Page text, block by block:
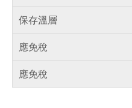
保存溫層
應免稅
應免稅